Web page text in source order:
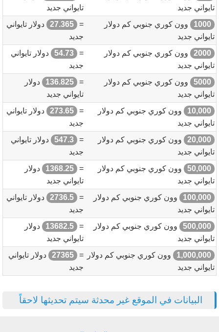
تايواني جديد
تايواني جديد
1000
وون كوري جنوبي كم دولار
تايواني جديد
=
27.365
دولار تايواني
جديد
2000
وون كوري جنوبي كم دولار
تايواني جديد
=
54.73
دولار تايواني
جديد
5000
وون كوري جنوبي كم دولار
تايواني جديد
=
136.825
دولار
تايواني جديد
10,000
وون كوري جنوبي كم دولار
تايواني جديد
=
273.65
دولار تايواني
جديد
20,000
وون كوري جنوبي كم دولار
تايواني جديد
=
547.3
دولار تايواني
جديد
50,000
وون كوري جنوبي كم دولار
تايواني جديد
=
1368.25
دولار
تايواني جديد
100,000
وون كوري جنوبي كم دولار
تايواني جديد
=
2736.5
دولار تايواني
جديد
500,000
وون كوري جنوبي كم دولار
تايواني جديد
=
13682.5
دولار
تايواني جديد
1,000,000
وون كوري جنوبي كم دولار
تايواني جديد
=
27365
دولار تايواني
جديد
البيانات في الموقع غير محدثة سيتم تحديثها لاحقاً